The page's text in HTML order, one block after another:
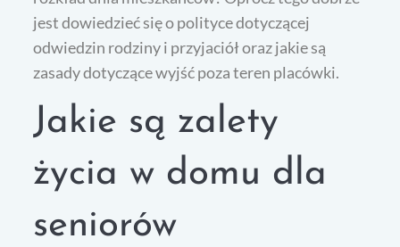
jest dowiedzieć się o polityce dotyczącej
odwiedzin rodziny i przyjaciół oraz jakie są
zasady dotyczące wyjść poza teren placówki.
Jakie są zalety
życia w domu dla
seniorów